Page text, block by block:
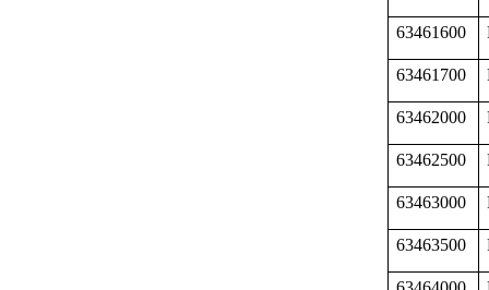
63461600
63461700
63462000
63462500
63463000
63463500